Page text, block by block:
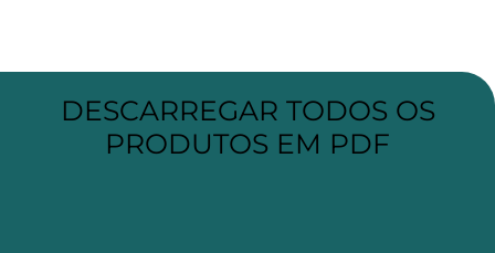
DESCARREGAR TODOS OS
PRODUTOS EM PDF